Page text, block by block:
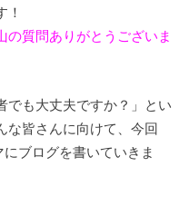
！
の質問ありがとうございま
でも大丈夫ですか？」とい
な皆さんに向けて、今回
にブログを書いていきま